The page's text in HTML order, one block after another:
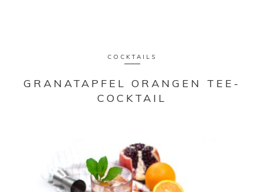
COCKTAILS
GRANATAPFEL ORANGEN TEE-
COCKTAIL